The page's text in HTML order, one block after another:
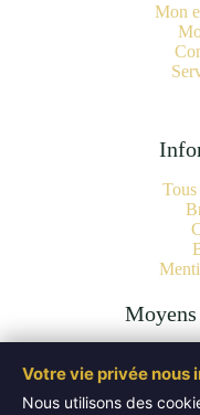
Mon
Votre vie privée nous
Nous utilisons des